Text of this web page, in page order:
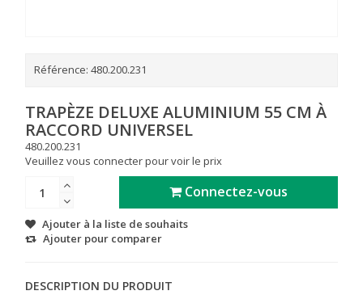
Référence: 480.200.231
TRAPÈZE DELUXE ALUMINIUM 55 CM À
RACCORD UNIVERSEL
480.200.231
Veuillez vous connecter pour voir le prix
Connectez-vous
Ajouter à la liste de souhaits
Ajouter pour comparer
DESCRIPTION DU PRODUIT